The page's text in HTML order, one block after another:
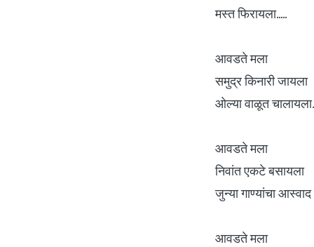
मस्त फिरायला.....
आवडते मला
समुद्र किनारी जायला
ओल्या वाळूत
आवडते मला
निवांत एकटे बसायला
जुन्या गाण्यांचा आस्वाद
आवडते मला